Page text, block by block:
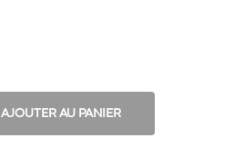
AJOUTER AU PANIER